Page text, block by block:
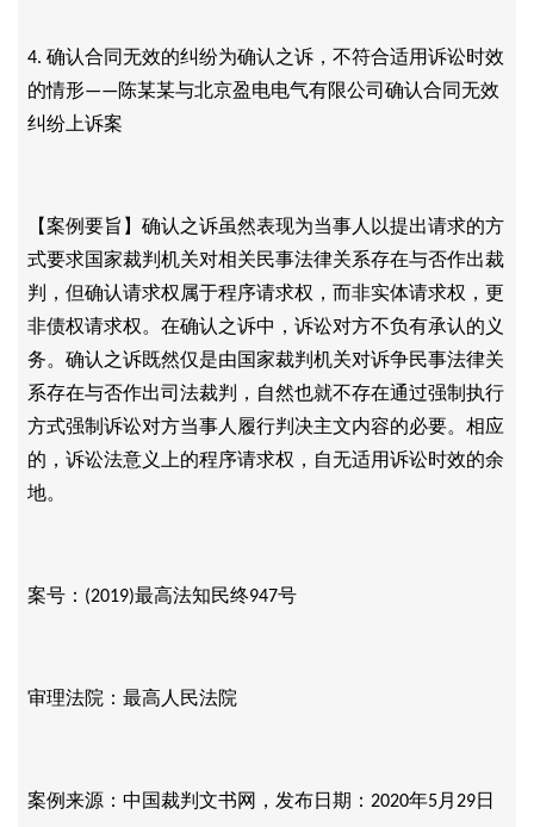
4.确认合同无效的纠纷为确认之诉，不符合适用诉讼时效
的情形——陈某某与北京盈电电气有限公司确认合同无效
纠纷上诉案
【案例要旨】确认之诉虽然表现为当事人以提出请求的方
式要求国家裁判机关对相关民事法律关系存在与否作出裁
判，但确认请求权属于程序请求权，而非实体请求权，更
非债权请求权。在确认之诉中，诉讼对方不负有承认的义
务。确认之诉既然仅是由国家裁判机关对诉争民事法律关
系存在与否作出司法裁判，自然也就不存在通过强制执行
方式强制诉讼对方当事人履行判决主文内容的必要。相应
的，诉讼法意义上的程序请求权，自无适用诉讼时效的余
地。
案号： (2019)最高法知民终947号
审理法院：最高人民法院
案例来源：中国裁判文书网，发布日期： 2020年5月 29日